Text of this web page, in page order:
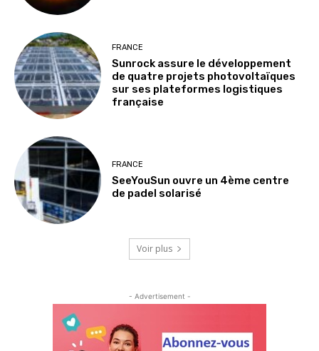
FRANCE
Sunrock assure le développement
de quatre projets photovoltaïques
sur ses plateformes logistiques
française
FRANCE
SeeYouSun ouvre un 4ème centre
de padel solarisé
Voir plus
- Advertisement -